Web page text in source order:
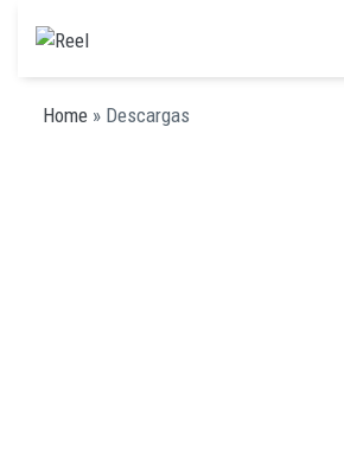
Home » Descargas